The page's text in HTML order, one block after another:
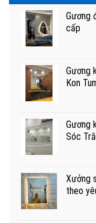
Gương
cấp
Gương
Kon
Gương
Sóc
Xưởng
theo